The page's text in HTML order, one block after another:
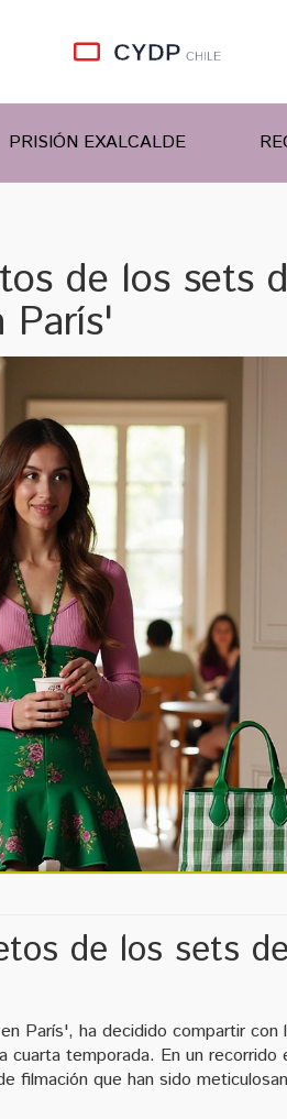
PRISIÓN EXALCALDE
de los sets
París'
de los sets
París', ha decidido compartir con
temporada. En un recorrido
filmación que han sido